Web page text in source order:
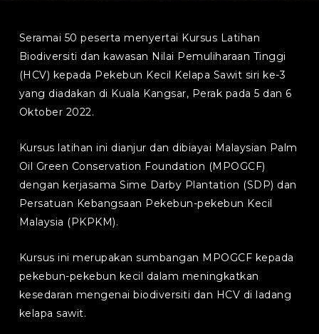
Seramai 50 peserta menyertai Kursus Latihan
Biodiversiti dan kawasan Nilai Pemuliharaan Tinggi
(HCV) kepada Pekebun Kecil Kelapa Sawit siri ke-3
yang diadakan di Kuala Kangsar, Perak pada 5 dan 6
Oktober 2022.
Kursus latihan ini dianjur dan dibiayai Malaysian Palm
Oil Green Conservation Foundation (MPOGCF)
dengan kerjasama Sime Darby Plantation (SDP) dan
Persatuan Kebangsaan Pekebun-pekebun Kecil
Malaysia (PKPKM).
Kursus ini merupakan sumbangan MPOGCF kepada
pekebun-pekebun kecil dalam meningkatkan
kesedaran mengenai biodiversiti dan HCV di ladang
kelapa sawit.